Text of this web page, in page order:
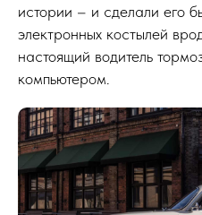
истории – и сделали его
электронных костылей
настоящий водитель
компьютером.